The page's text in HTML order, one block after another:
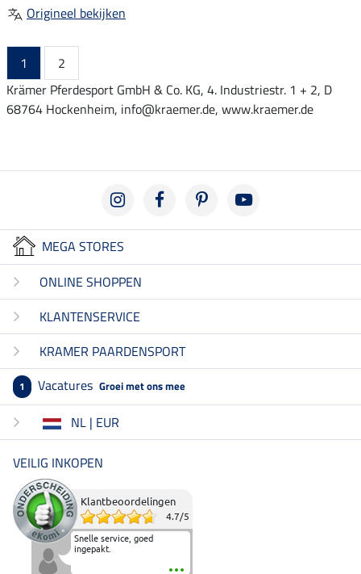
Origineel bekijken
1
2
Krämer Pferdesport GmbH & Co. KG, 4. Industriestr. 1 + 2, D
68764 Hockenheim, info@kraemer.de, www.kraemer.de
MEGA STORES
ONLINE SHOPPEN
KLANTENSERVICE
KRAMER PAARDENSPORT
1 Vacatures Groei met ons mee
NL | EUR
VEILIG INKOPEN
Klantbeoordelingen
4.7/5
Snelle service, goed
ingepakt.